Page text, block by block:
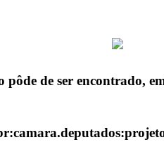
pôde de ser encontrado,